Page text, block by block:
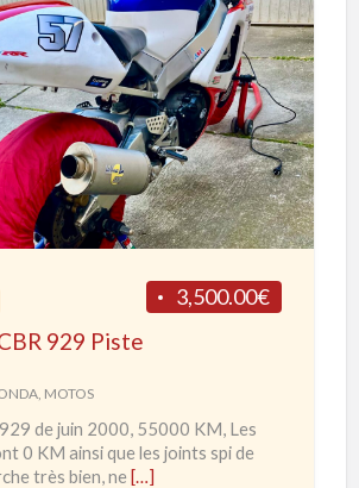
3,500.00€
929 Piste
, MOTOS
de juin 2000, 55000 KM, Les
0 KM ainsi que les joints spi de
très bien, ne […]